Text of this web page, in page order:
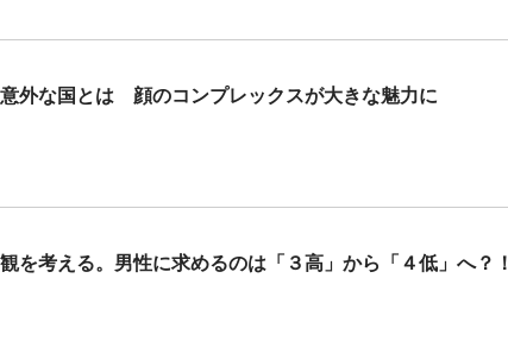
外な国とは 顔のコンプレックスが大きな魅力に
を考える。男性に求めるのは「３高」から「４低」へ？！